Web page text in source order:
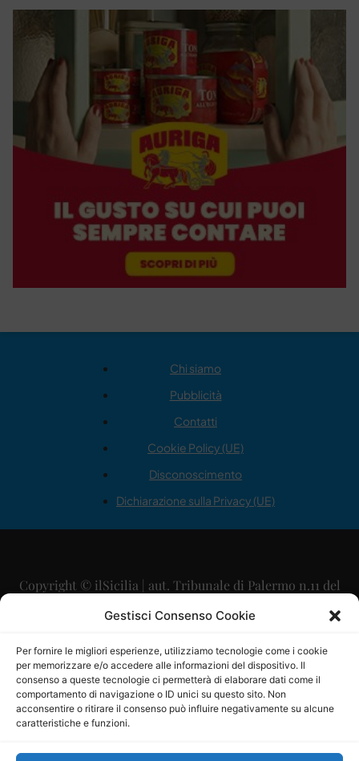
Gestisci Consenso Cookie
Per fornire le migliori esperienze, utilizziamo tecnologie come i cookie
per memorizzare e/o accedere alle informazioni del dispositivo. Il
consenso a queste tecnologie ci permetterà di elaborare dati come il
comportamento di navigazione o ID unici su questo sito. Non
acconsentire o ritirare il consenso può influire negativamente su alcune
caratteristiche e funzioni.
Chi siamo
Pubblicità
Contatti
Cookie Policy (UE)
Disconoscimento
Dichiarazione sulla Privacy (UE)
Copyright © ilSicilia | aut. Tribunale di Palermo n.11 del
29/09/2015
Direttore Editoriale: Maurizio Scaglione
Direttore Responsabile: Maria Calabrese